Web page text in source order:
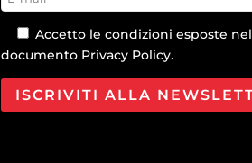
Accetto le condizioni esposte nel
documento Privacy Policy.